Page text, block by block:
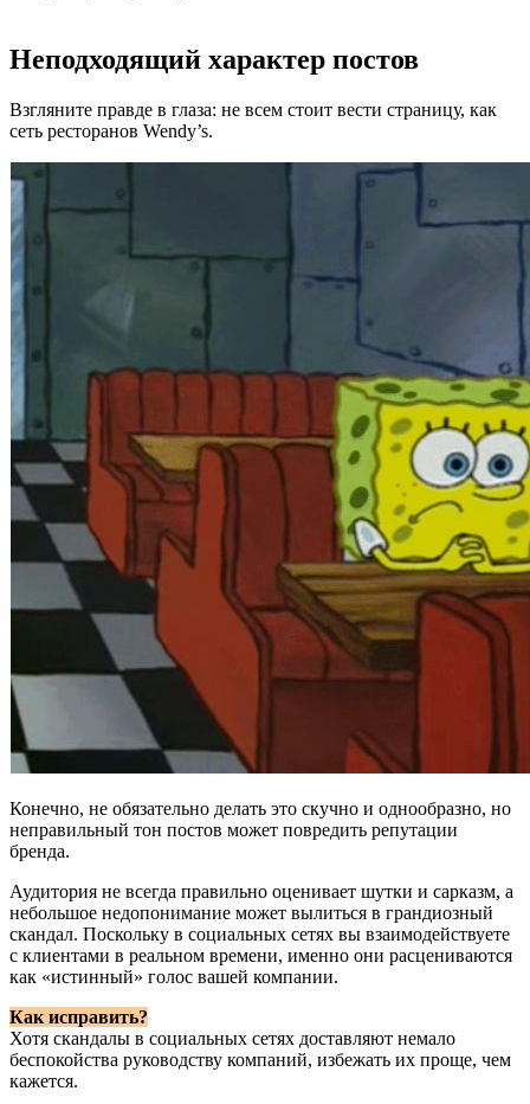
Неподходящий характер постов
Взгляните правде в глаза: не всем стоит вести страницу, как
сеть ресторанов Wendy’s.
Конечно, не обязательно делать это скучно и однообразно, но
неправильный тон постов может повредить репутации
бренда.
Аудитория не всегда правильно оценивает шутки и сарказм, а
небольшое недопонимание может вылиться в грандиозный
скандал. Поскольку в социальных сетях вы взаимодействуете
с клиентами в реальном времени, именно они расцениваются
как «истинный» голос вашей компании.
Как исправить?
Хотя скандалы в социальных сетях доставляют немало
беспокойства руководству компаний, избежать их проще, чем
кажется.